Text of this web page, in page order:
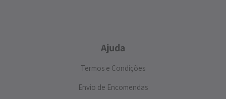
Ajuda
Termos e Condições
Envio de Encomendas